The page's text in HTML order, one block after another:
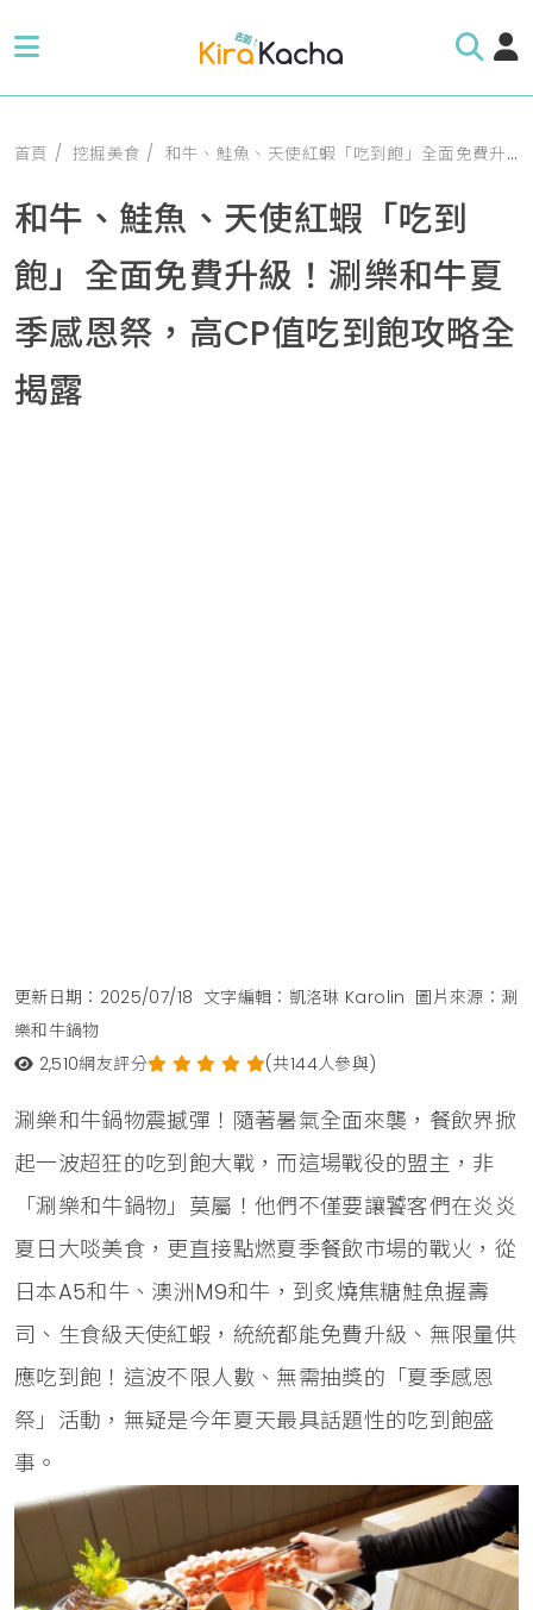
首頁 挖掘美食 和牛、鮭魚、天使紅蝦「吃到飽」全面免費升級！涮樂和牛夏季感恩祭，高CP值吃到飽攻略全揭露
和牛、鮭魚、天使紅蝦「吃到
飽」全面免費升級！涮樂和牛夏
季感恩祭，高CP值吃到飽攻略全
揭露
更新日期：2025/07/18 文字編輯：凱洛琳 Karolin 圖片來源：涮
樂和牛鍋物
2,510網友評分 (共144人參與)
涮樂和牛鍋物震撼彈！隨著暑氣全面來襲，餐飲界掀
起一波超狂的吃到飽大戰，而這場戰役的盟主，非
「涮樂和牛鍋物」莫屬！他們不僅要讓饕客們在炎炎
夏日大啖美食，更直接點燃夏季餐飲市場的戰火，從
日本A5和牛、澳洲M9和牛，到炙燒焦糖鮭魚握壽
司、生食級天使紅蝦，統統都能免費升級、無限量供
應吃到飽！這波不限人數、無需抽獎的「夏季感恩
祭」活動，無疑是今年夏天最具話題性的吃到飽盛
事。